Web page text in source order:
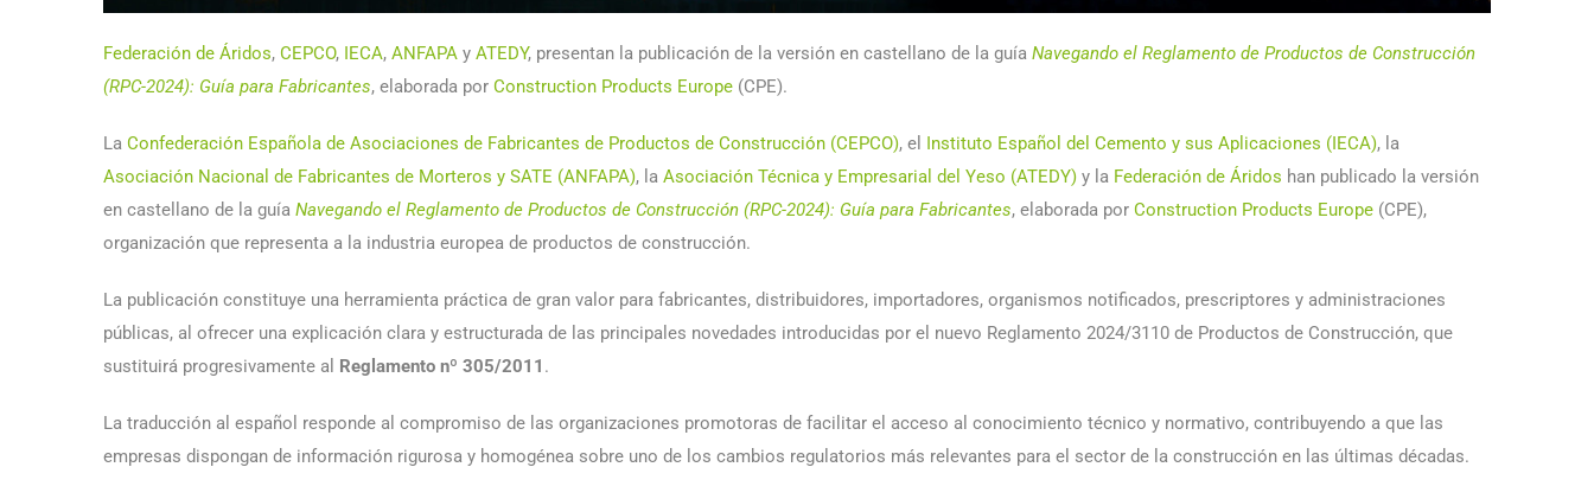
Federación de Áridos, CEPCO, IECA, ANFAPA y ATEDY, presentan la publicación de la versión en castellano de la guía Navegando el Reglamento de Productos de Construcción
(RPC-2024): Guía para Fabricantes, elaborada por Construction Products Europe (CPE).
La Confederación Española de Asociaciones de Fabricantes de Productos de Construcción (CEPCO), el Instituto Español del Cemento y sus Aplicaciones (IECA), la
Asociación Nacional de Fabricantes de Morteros y SATE (ANFAPA), la Asociación Técnica y Empresarial del Yeso (ATEDY) y la Federación de Áridos han publicado la versión
en castellano de la guía Navegando el Reglamento de Productos de Construcción (RPC-2024): Guía para Fabricantes, elaborada por Construction Products Europe (CPE),
organización que representa a la industria europea de productos de construcción.
La publicación constituye una herramienta práctica de gran valor para fabricantes, distribuidores, importadores, organismos notificados, prescriptores y administraciones
públicas, al ofrecer una explicación clara y estructurada de las principales novedades introducidas por el nuevo Reglamento 2024/3110 de Productos de Construcción, que
sustituirá progresivamente al Reglamento nº 305/2011 .
La traducción al español responde al compromiso de las organizaciones promotoras de facilitar el acceso al conocimiento técnico y normativo, contribuyendo a que las
empresas dispongan de información rigurosa y homogénea sobre uno de los cambios regulatorios más relevantes para el sector de la construcción en las últimas décadas.